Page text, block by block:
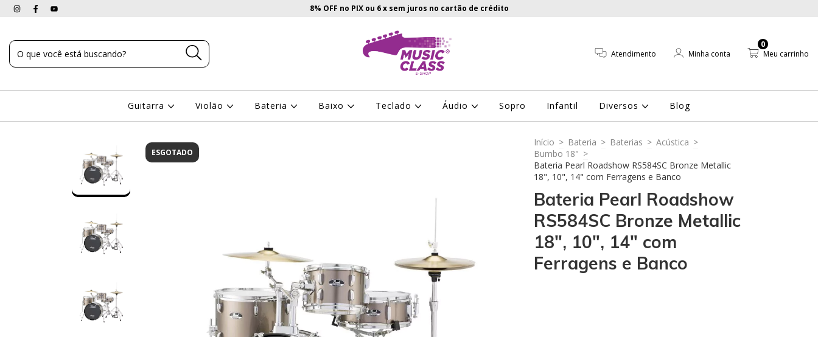
8% OFF no PIX ou 6 x sem juros no cartão de crédito
Atendimento Minha conta Meu carrinho
0
Guitarra Violão Bateria Baixo Teclado Áudio Sopro Infantil Diversos Blog
ESGOTADO
Início > Bateria > Baterias > Acústica >
Bumbo 18" >
Bateria Pearl Roadshow RS584SC Bronze Metallic
18", 10", 14" com Ferragens e Banco
Bateria Pearl Roadshow
RS584SC Bronze Metallic
18", 10", 14" com
Ferragens e Banco